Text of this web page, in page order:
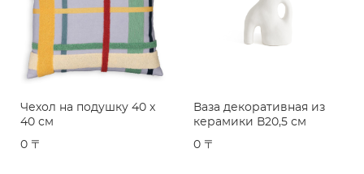
Чехол на подушку 40 x
40 см
0 〒
Ваза декоративная из
керамики В20,5 см
0 〒